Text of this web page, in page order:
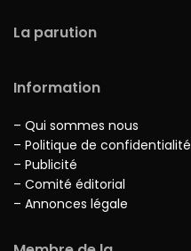
La parution
Information
– Qui sommes nous
– Politique de confidentialité
– Publicité
– Comité éditorial
– Annonces légale